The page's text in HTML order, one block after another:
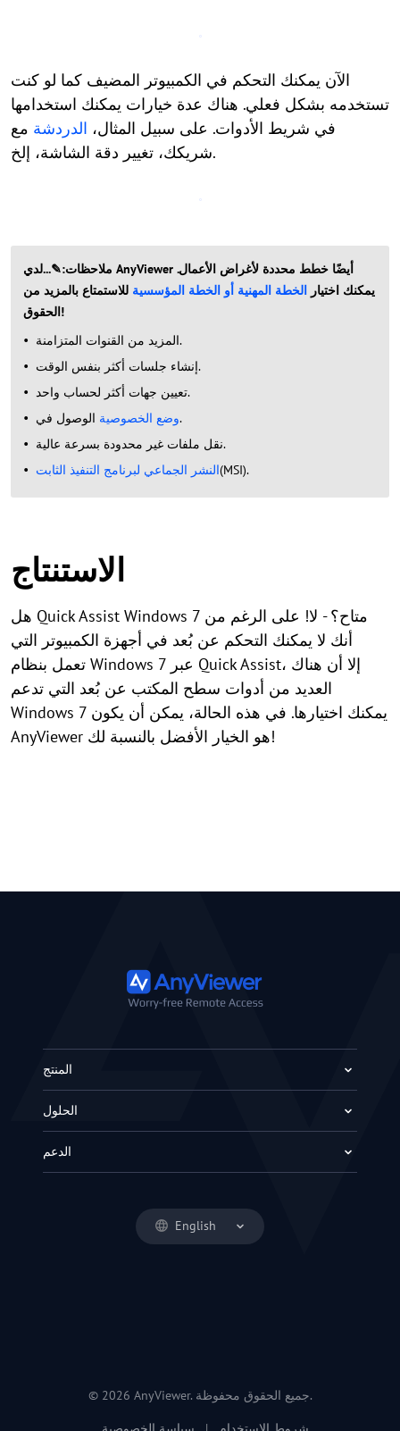
الآن يمكنك التحكم في الكمبيوتر المضيف كما لو كنت
تستخدمه بشكل فعلي. هناك عدة خيارات يمكنك استخدامها
في شريط الأدوات. على سبيل المثال، الدردشة مع
شريكك، تغيير دقة الشاشة، إلخ.
ملاحظات:✎...لدي AnyViewer أيضًا خطط محددة لأغراض الأعمال.
يمكنك اختيار الخطة المهنية أو الخطة المؤسسية للاستمتاع بالمزيد من
الحقوق!
المزيد من القنوات المتزامنة.
إنشاء جلسات أكثر بنفس الوقت.
تعيين جهات أكثر لحساب واحد.
وضع الخصوصية.
نقل ملفات غير محدودة بسرعة عالية.
النشر الجماعي لبرنامج التنفيذ الثابت(MSI).
الاستنتاج
هل Quick Assist Windows 7 متاح؟ - لا! على الرغم من
أنك لا يمكنك التحكم عن بُعد في أجهزة الكمبيوتر التي
تعمل بنظام Windows 7 عبر Quick Assist، إلا أن هناك
العديد من أدوات سطح المكتب عن بُعد التي تدعم
Windows 7 يمكنك اختيارها. في هذه الحالة، يمكن أن يكون
AnyViewer هو الخيار الأفضل بالنسبة لك!
English
المنتج
الحلول
الدعم
© 2026 AnyViewer. جميع الحقوق محفوظة.